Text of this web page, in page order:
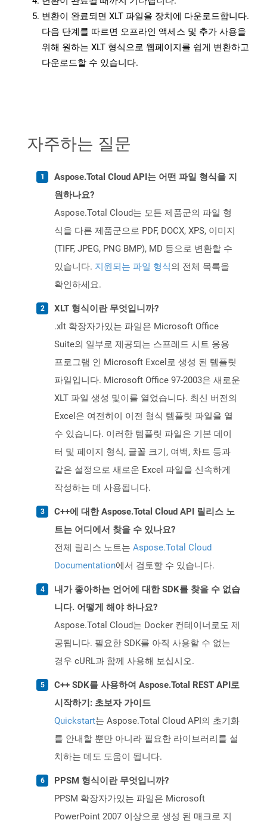
변환이 완료되면 XLT 파일을 장치에 다운로드합니다.
다음 단계를 따르면 오프라인 액세스 및 추가 사용을
위해 원하는 XLT 형식으로 웹페이지를 쉽게 변환하고
다운로드할 수 있습니다.
자주하는 질문
Aspose.Total Cloud API는 어떤 파일 형식을 지
원하나요?
Aspose.Total Cloud는 모든 제품군의 파일 형
식을 다른 제품군으로 PDF, DOCX, XPS, 이미지
(TIFF, JPEG, PNG BMP), MD 등으로 변환할 수
있습니다. 지원되는 파일 형식의 전체 목록을
확인하세요.
XLT 형식이란 무엇입니까?
.xlt 확장자가있는 파일은 Microsoft Office
Suite의 일부로 제공되는 스프레드 시트 응용
프로그램 인 Microsoft Excel로 생성 된 템플릿
파일입니다. Microsoft Office 97-2003은 새로운
XLT 파일 생성 및이를 열었습니다. 최신 버전의
Excel은 여전히이 이전 형식 템플릿 파일을 열
수 있습니다. 이러한 템플릿 파일은 기본 데이
터 및 페이지 형식, 글꼴 크기, 여백, 차트 등과
같은 설정으로 새로운 Excel 파일을 신속하게
작성하는 데 사용됩니다.
C++에 대한 Aspose.Total Cloud API 릴리스 노
트는 어디에서 찾을 수 있나요?
전체 릴리스 노트는 Aspose.Total Cloud
Documentation에서 검토할 수 있습니다.
내가 좋아하는 언어에 대한 SDK를 찾을 수 없습
니다. 어떻게 해야 하나요?
Aspose.Total Cloud는 Docker 컨테이너로도 제
공됩니다. 필요한 SDK를 아직 사용할 수 없는
경우 cURL과 함께 사용해 보십시오.
C++ SDK를 사용하여 Aspose.Total REST API로
시작하기: 초보자 가이드
Quickstart는 Aspose.Total Cloud API의 초기화
를 안내할 뿐만 아니라 필요한 라이브러리를 설
치하는 데도 도움이 됩니다.
PPSM 형식이란 무엇입니까?
PPSM 확장자가있는 파일은 Microsoft
PowerPoint 2007 이상으로 생성 된 매크로 지